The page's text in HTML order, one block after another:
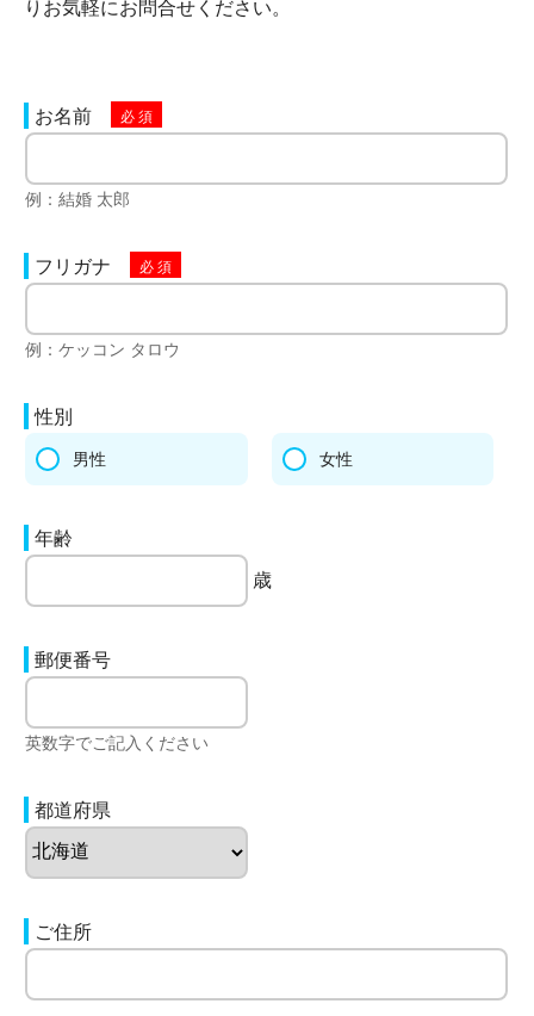
りお気軽にお問合せください。
お名前
例：結婚 太郎
フリガナ
例：ケッコン タロウ
性別
男性 女性
年齢
歳
郵便番号
英数字でご記入ください
都道府県
ご住所